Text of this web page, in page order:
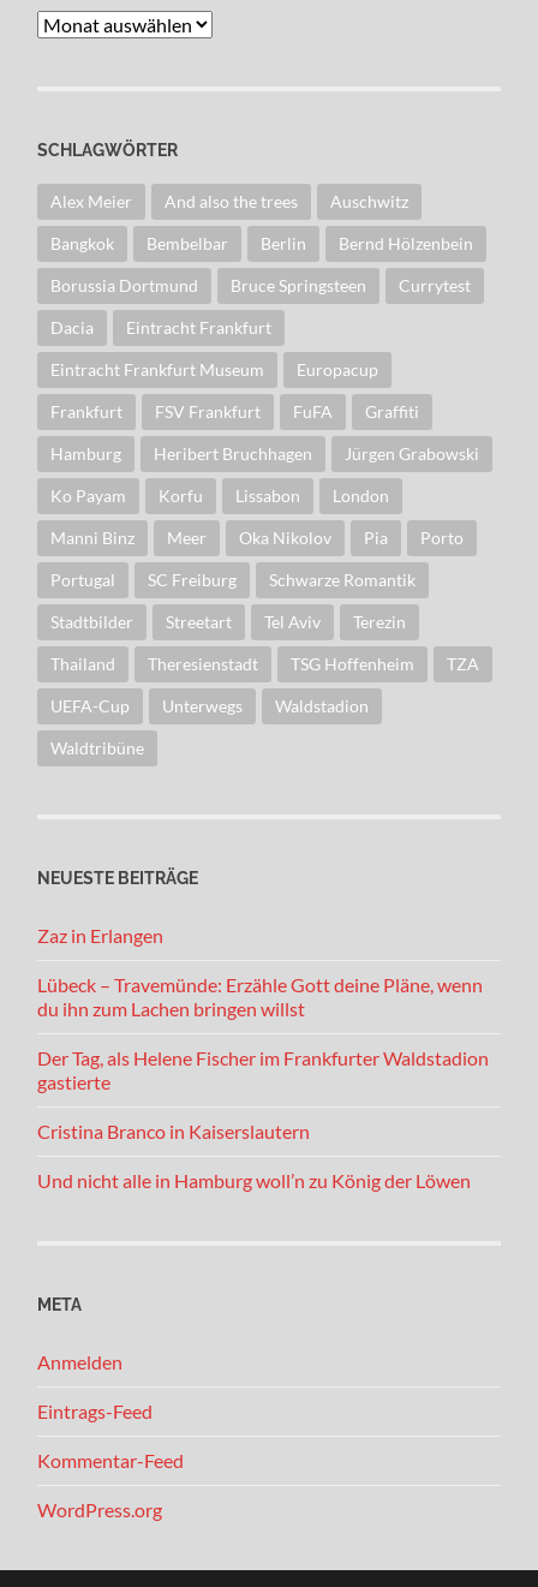
Archiv
SCHLAGWÖRTER
Alex Meier And also the trees Auschwitz
Bangkok Bembelbar Berlin Bernd Hölzenbein
Borussia Dortmund Bruce Springsteen Currytest
Dacia Eintracht Frankfurt
Eintracht Frankfurt Museum Europacup
Frankfurt FSV Frankfurt FuFA Graffiti
Hamburg Heribert Bruchhagen Jürgen Grabowski
Ko Payam Korfu Lissabon London
Manni Binz Meer Oka Nikolov Pia Porto
Portugal SC Freiburg Schwarze Romantik
Stadtbilder Streetart Tel Aviv Terezin
Thailand Theresienstadt TSG Hoffenheim TZA
UEFA-Cup Unterwegs Waldstadion
Waldtribüne
NEUESTE BEITRÄGE
Zaz in Erlangen
Lübeck – Travemünde: Erzähle Gott deine Pläne, wenn
du ihn zum Lachen bringen willst
Der Tag, als Helene Fischer im Frankfurter Waldstadion
gastierte
Cristina Branco in Kaiserslautern
Und nicht alle in Hamburg woll’n zu König der Löwen
META
Anmelden
Eintrags-Feed
Kommentar-Feed
WordPress.org